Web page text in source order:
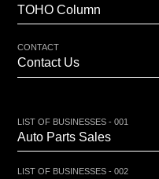
TOHO Column
CONTACT
Contact Us
LIST OF BUSINESSES - 001
Auto Parts Sales
LIST OF BUSINESSES - 002